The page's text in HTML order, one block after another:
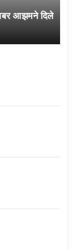
आझमने दिले